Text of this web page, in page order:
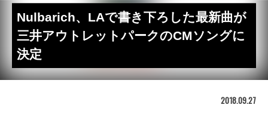
Nulbarich、LAで書き下ろした最新曲が
三井アウトレットパークのCMソングに
決定
2018.09.27